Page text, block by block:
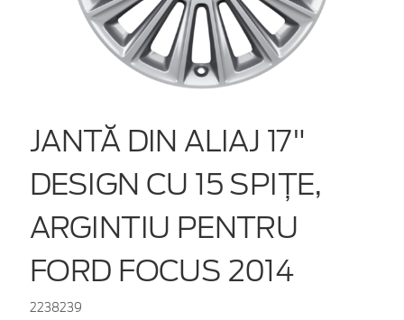
JANTĂ DIN ALIAJ 17"
DESIGN CU 15 SPIŢE,
ARGINTIU PENTRU
FORD FOCUS 2014
2238239